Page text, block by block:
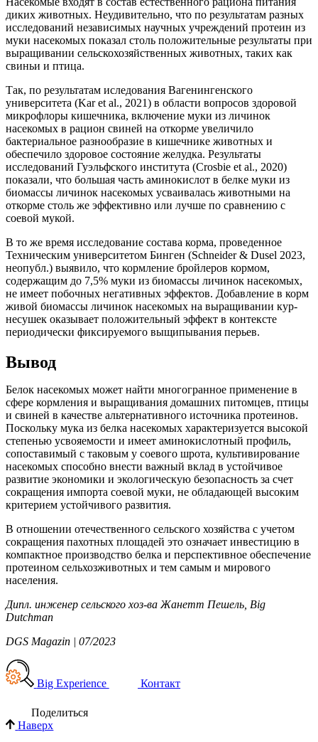
диких животных. Неудивительно, что по результатам разных
исследований независимых научных учреждений протеин из
муки насекомых показал столь положительные результаты при
выращивании сельскохозяйственных животных, таких как
свиньи и птица.
Так, по результатам иследования Вагенингенского
университета (Kar et al., 2021) в области вопросов здоровой
микрофлоры кишечника, включение муки из личинок
насекомых в рацион свиней на откорме увеличило
бактериальное разнообразие в кишечнике животных и
обеспечило здоровое состояние желудка. Результаты
исследований Гуэльфского института (Crosbie et al., 2020)
показали, что большая часть аминокислот в белке муки из
биомассы личинок насекомых усваивалась животными на
откорме столь же эффективно или лучше по сравнению с
соевой мукой.
В то же время исследование состава корма, проведенное
Техническим университетом Бинген (Schneider & Dusel 2023,
неопубл.) выявило, что кормление бройлеров кормом,
содержащим до 7,5% муки из биомассы личинок насекомых,
не имеет побочных негативных эффектов. Добавление в корм
живой биомассы личинок насекомых на выращивании кур-
несушек оказывает положительный эффект в контексте
периодически фиксируемого выщипывания перьев.
Вывод
Белок насекомых может найти многогранное применение в
сфере кормления и выращивания домашних питомцев, птицы
и свиней в качестве альтернативного источника протеинов.
Поскольку мука из белка насекомых характеризуется высокой
степенью усвояемости и имеет аминокислотный профиль,
сопоставимый с таковым у соевого шрота, культивирование
насекомых способно внести важный вклад в устойчивое
развитие экономики и экологическую безопасность за счет
сокращения импорта соевой муки, не обладающей высоким
критерием устойчивого развития.
В отношении отечественного сельского хозяйства с учетом
сокращения пахотных площадей это означает инвестицию в
компактное производство белка и перспективное обеспечение
протеином сельхозживотных и тем самым и мирового
населения.
Дипл. инженер сельского хоз-ва Жанетт Пешель, Big
Dutchman
DGS Magazin | 07/2023
Big Experience Контакт
Поделиться
Наверх